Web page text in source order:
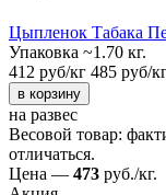
Цыпленок Табака
Упаковка ~1.70 кг.
412 руб/кг 485 руб/
в корзину
на развес
Весовой товар:
отличаться.
Цена — 473 руб./кг.